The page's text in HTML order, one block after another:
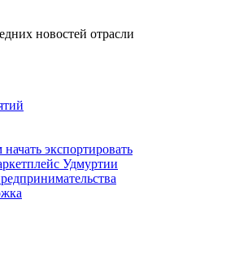
новостей отрасли
экспортировать
Удмуртии